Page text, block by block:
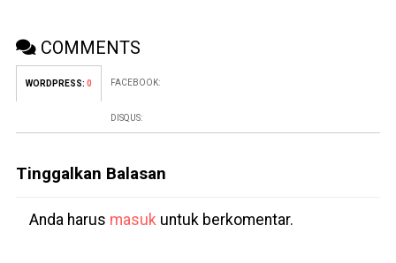
COMMENTS
WORDPRESS: 0 FACEBOOK:
DISQUS:
Tinggalkan Balasan
Anda harus masuk untuk berkomentar.